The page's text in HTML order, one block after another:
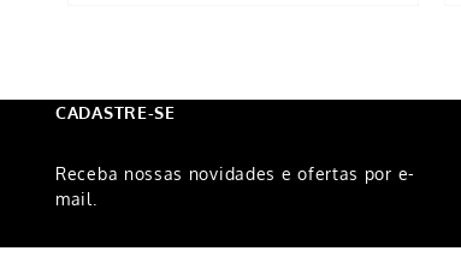
CADASTRE-SE
Receba nossas novidades e ofertas por e-
mail.